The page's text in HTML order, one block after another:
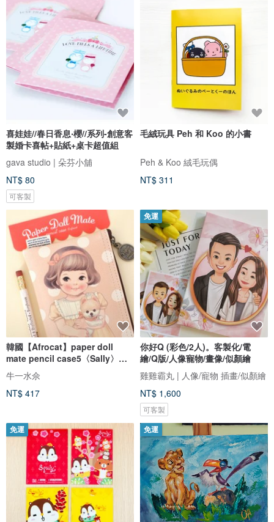
喜娃娃//春日香息‧櫻//系列-創意客
製婚卡喜帖+貼紙+桌卡超值組
gava studio | 朵芬小舖
NT$ 80
可客製
毛絨玩具 Peh 和 Koo 的小書
Peh & Koo 絨毛玩偶
NT$ 311
韓國【Afrocat】paper doll
mate pencil case5〈Sally〉手
帳 筆袋 鉛筆盒 收納
牛一水佘
NT$ 417
免運
你好Q (彩色/2人)。客製化/電
繪/Q版/人像寵物/畫像/似顏繪
雞雞霸丸 | 人像/寵物 插畫/似顏繪
NT$ 1,600
可客製
免運 免運